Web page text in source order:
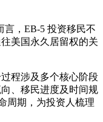
言，EB-5 投资移民不
美国永久居留权的关
程涉及多个核心阶段
、移民进度及时间规
周期，为投资人梳理